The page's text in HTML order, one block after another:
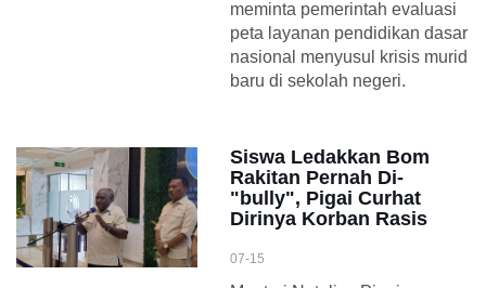
meminta pemerintah evaluasi
peta layanan pendidikan dasar
nasional menyusul krisis murid
baru di sekolah negeri.
Siswa Ledakkan Bom
Rakitan Pernah Di-
"bully", Pigai Curhat
Dirinya Korban Rasis
07-15